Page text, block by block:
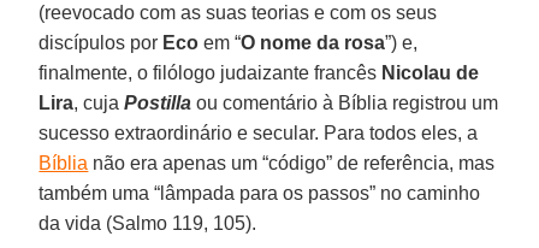
(reevocado com as suas teorias e com os seus
discípulos por Eco em “O nome da rosa”) e,
finalmente, o filólogo judaizante francês Nicolau de
Lira, cujaPostilla ou comentário à Bíblia registrou um
sucesso extraordinário e secular. Para todos eles, a
Bíblia não era apenas um “código” de referência, mas
também uma “lâmpada para os passos” no caminho
da vida (Salmo 119, 105).